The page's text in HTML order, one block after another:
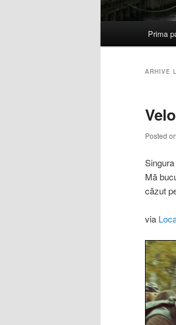
Sari
Sari
Prima
ARHIVE
Posted on
Mă
căzut
via